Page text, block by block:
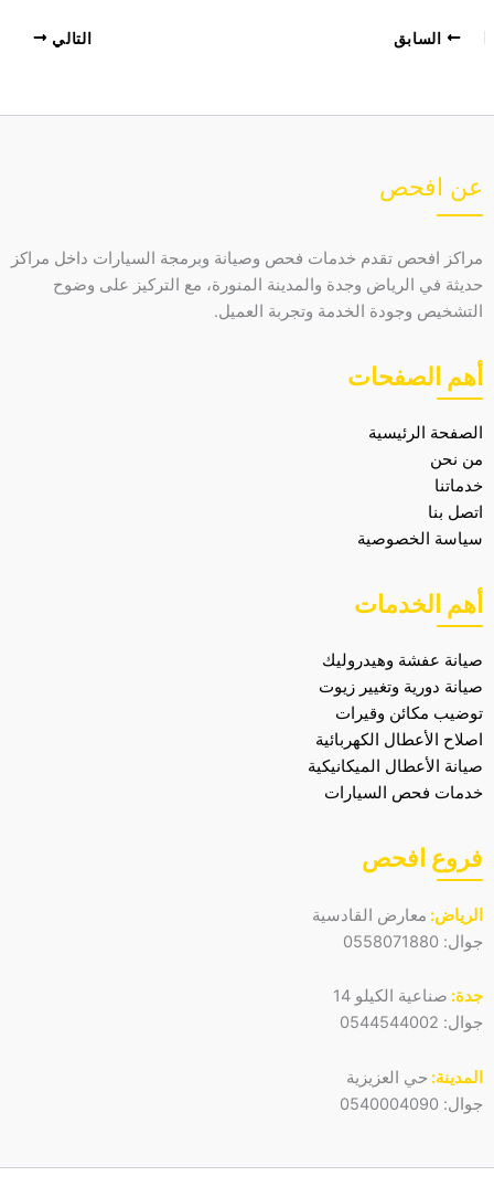
السابق التالي
عن افحص
مراكز افحص تقدم خدمات فحص وصيانة وبرمجة السيارات داخل مراكز
حديثة في الرياض وجدة والمدينة المنورة، مع التركيز على وضوح
التشخيص وجودة الخدمة وتجربة العميل.
أهم الصفحات
الصفحة الرئيسية
من نحن
خدماتنا
اتصل بنا
سياسة الخصوصية
أهم الخدمات
صيانة عفشة وهيدروليك
صيانة دورية وتغيير زيوت
توضيب مكائن وقيرات
اصلاح الأعطال الكهربائية
صيانة الأعطال الميكانيكية
خدمات فحص السيارات
فروع افحص
الرياض: معارض القادسية
جوال: 0558071880
جدة: صناعية الكيلو 14
جوال: 0544544002
المدينة: حي العزيزية
جوال: 0540004090